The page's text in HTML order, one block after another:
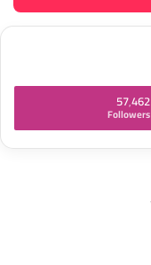
57٬462
Followers